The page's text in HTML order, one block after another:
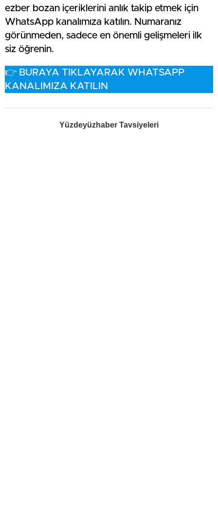
ezber bozan içeriklerini anlık takip etmek için
WhatsApp kanalımıza katılın. Numaranız
görünmeden, sadece en önemli gelişmeleri ilk
siz öğrenin.
👉 BURAYA TIKLAYARAK WHATSAPP
KANALIMIZA KATILIN
Yüzdeyüzhaber Tavsiyeleri